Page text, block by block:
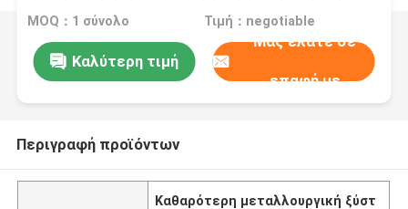
τύπων διαγώνια για την επιστροφής ζώνη
MOQ：1 σύνολο Τιμή：negotiable
Καλύτερη τιμή
Μας ελάτε σε
επαφή με
Περιγραφή προϊόντων
Καθαρότερη μεταλλουργική ξύστ